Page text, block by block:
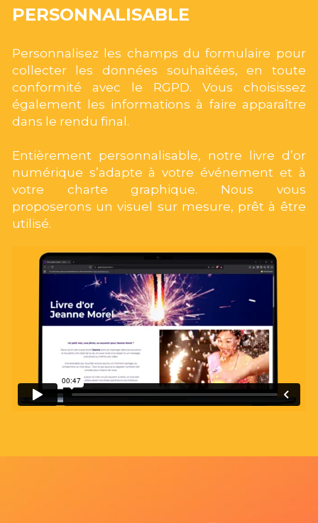
PERSONNALISABLE
Personnalisez les champs du formulaire pour
collecter les données souhaitées, en toute
conformité avec le RGPD. Vous choisissez
également les informations à faire apparaître
dans le rendu final.
Entièrement personnalisable, notre livre d’or
numérique s’adapte à votre événement et à
votre charte graphique. Nous vous
proposerons un visuel sur mesure, prêt à être
utilisé.